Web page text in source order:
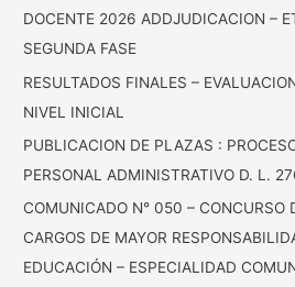
DOCENTE 2026 ADDJUDICACION –
SEGUNDA FASE
RESULTADOS FINALES –
NIVEL INICIAL
PUBLICACION DE PLAZAS :
PERSONAL ADMINISTRATIVO D. L.
COMUNICADO N° 050 – CONCURSO
CARGOS DE MAYOR
EDUCACIÓN – ESPECIALIDAD